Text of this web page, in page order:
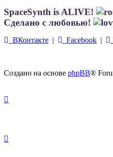
SpaceSynth is ALIVE!
Сделано с любовью!
ВКонтакте | Facebook |
Создано на основе phpBB®